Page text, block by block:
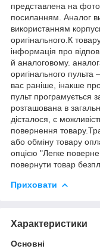
представлена на фото
посиланням. Аналог
використанням
оригінального.К
інформація про
й аналоговому.
оригінального
вас раніше, інакше
пульт
розташована в
дісталося, є
повернення
або обміну товару
опцією "Легке
повернути товар
Приховати
Характеристики
Основні